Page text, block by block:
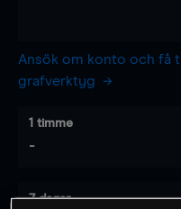
Ansök om konto och få
grafverktyg
1 timme
-
7 dagar